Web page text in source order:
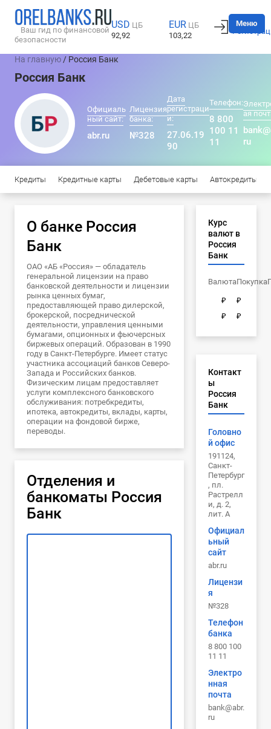
Ваш гид по финансовой
безопасности
USD ЦБ
92,92
EUR ЦБ
103,22
Вход
Меню
На главную / Россия Банк
Россия Банк
Официаль
ный сайт:
abr.ru
Лицензия
банка:
№328
Дата
регистраци
и:
27.06.19
90
Телефон:
8 800
100 11
11
ая
ru
Кредиты Кредитные карты Дебетовые карты Автокредиты
О банке Россия
Банк
ОАО «АБ «Россия» — обладатель
генеральной лицензии на право
банковской деятельности и лицензии
рынка ценных бумаг,
предоставляющей право дилерской,
брокерской, посреднической
деятельности, управления ценными
бумагами, опционных и фьючерсных
биржевых операций. Образован в 1990
году в Санкт-Петербурге. Имеет статус
участника ассоциаций банков Северо-
Запада и Российских банков.
Физическим лицам предоставляет
услуги комплексного банковского
обслуживания: потребкредиты,
ипотека, автокредиты, вклады, карты,
операции на фондовой бирже,
переводы.
Отделения и
банкоматы Россия
Банк
Курс
валют в
Россия
Банк
ВалютаПокупка
₽
₽
₽
₽
Контакт
ы
Россия
Банк
Головно
й офис
191124,
Санкт-
Петербург
, пл.
Растрелл
и, д. 2,
лит. А
Официал
ьный
сайт
abr.ru
Лицензи
я
№328
Телефон
банка
8 800 100
11 11
Электро
нная
почта
bank@abr.
ru